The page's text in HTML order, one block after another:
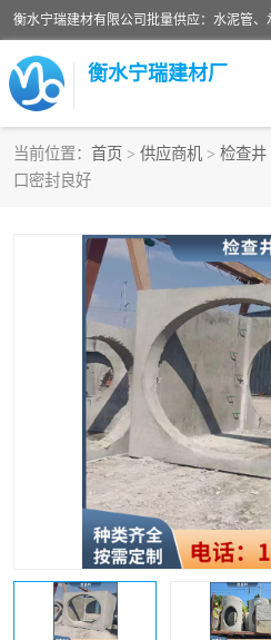
衡水宁瑞建材厂
当前位置： 首页 > 供应商机 > 检查井
口密封良好
检查井
水泥检查井
圆形检查井
混凝土检查井
企口水泥管
波纹管